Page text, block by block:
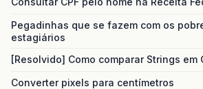
Pegadinhas que se fazem com os
estagiários
[Resolvido] Como comparar Strings em
Converter pixels para centímetros